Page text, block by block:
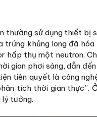
thường sử dụng thiết bị
trứng khủng long đã
hấp thụ một neutron.
gian phơi sáng, dẫn
tiên quyết là công
tích thời gian thực”.
lý tưởng.